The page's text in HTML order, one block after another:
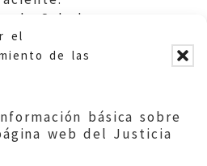
el
de las
básica sobre
web del Justicia
de Salud y